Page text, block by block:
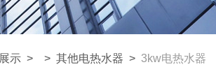
示 > > 其他电热水器 > 3kw电热水器